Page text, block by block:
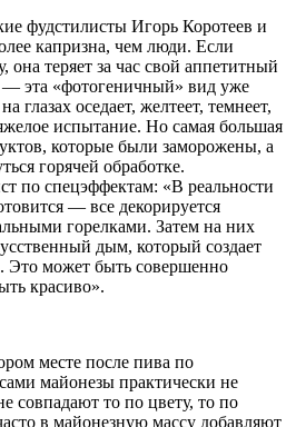
фудстилисты Игорь Коротеев и
капризна, чем люди. Если
она теряет за час свой аппетитный
эта «фотогеничный» вид уже
глазах оседает, желтеет, темнеет,
испытание. Но самая большая
которые были заморожены, а
горячей обработке.
по спецэффектам: «В реальности
— все декорируется
горелками. Затем на них
дым, который создает
Это может быть совершенно
красиво».
месте после пива по
майонезы практически не
совпадают то по цвету, то по
в майонезную массу добавляют